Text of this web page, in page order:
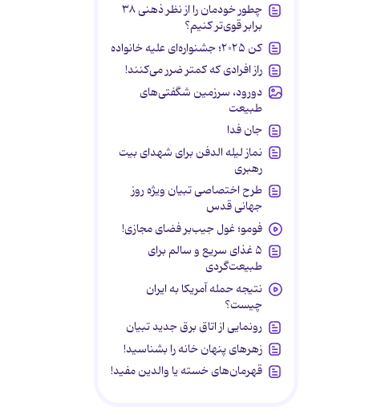
چطور خودمان را از نظر ذهنی ۳۸
برابر قوی‌تر کنیم؟
کن ۲۰۲۵؛ جشنواره‌ای علیه خانواده
راز افرادی که کمتر ضرر می‌کنند!
دورود، سرزمین شگفتی‌های
طبیعت
جان فدا
نماز لیله الدفن برای شهدای بیت
رهبری
طرح اختصاصی تبیان ویژه روز
جهانی قدس
فومو؛ غول جیب‌بر فضای مجازی!
۵ غذای سریع و سالم برای
طبیعت‌گردی
نتیجه حمله آمریکا به ایران
چیست؟
رونمایی از اتاق برق جدید تبیان
زهرهای پنهان خانه را بشناسید!
قهرمان‌های خسته یا والدین مفید!